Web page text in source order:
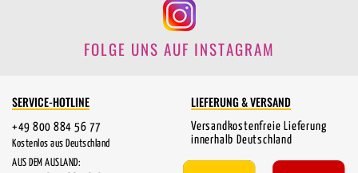
FOLGE UNS AUF INSTAGRAM
SERVICE-HOTLINE
+49 800 884 56 77
Kostenlos aus Deutschland
AUS DEM AUSLAND:
LIEFERUNG & VERSAND
Versandkostenfreie Lieferung
innerhalb Deutschland